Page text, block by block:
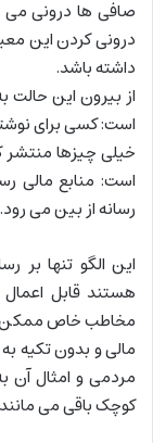
صافی ها درونی می
درونی کردن این
داشته باشد.
از بیرون این حالت
است: کسی برای
خیلی چیزها منتشر
است: منابع مالی
رسانه از بین می رود.
این الگو تنها بر
هستند قابل
مخاطب خاص ممکن
مالی و بدون تکیه
مردمی و امثال آن
کوچک باقی می